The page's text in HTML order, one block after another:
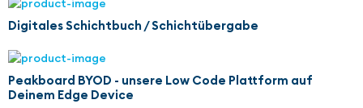
Digitales Schichtbuch / Schichtübergabe
Peakboard BYOD - unsere Low Code Plattform auf
Deinem Edge Device